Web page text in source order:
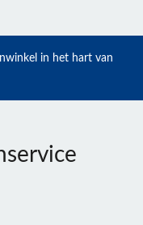
in het hart van